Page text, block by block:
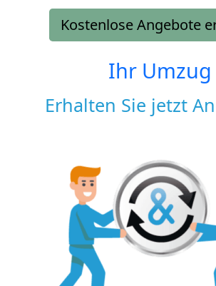
Kostenlose Angebote
Ihr Umzug
Erhalten Sie jetzt